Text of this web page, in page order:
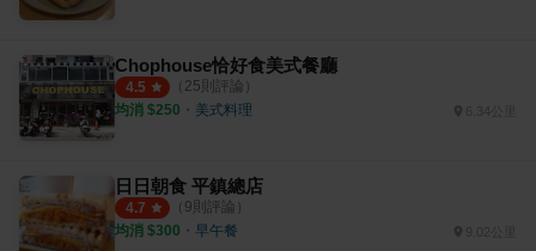
Chophouse恰好食美式餐廳
4.5 （ 25則評論）
均消 $250 ・ 美式料理 6.34公里
日日朝食 平鎮總店
4.7 （ 9則評論）
均消 $300 ・ 早午餐